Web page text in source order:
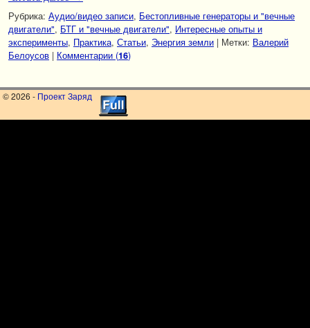
Рубрика: Аудио/видео записи, Бестопливные генераторы и "вечные
двигатели", БТГ и "вечные двигатели", Интересные опыты и
эксперименты, Практика, Статьи, Энергия земли | Метки: Валерий
Белоусов | Комментарии (16)
© 2026 - Проект Заряд